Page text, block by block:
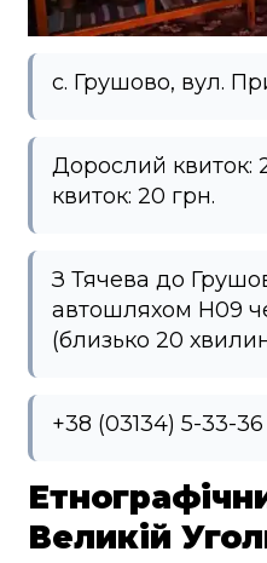
с. Грушово, вул.
Дорослий квиток:
квиток: 20 грн.
З Тячева до
автошляхом Н09
(близько 20
+38 (03134) 5-33-36
Великій